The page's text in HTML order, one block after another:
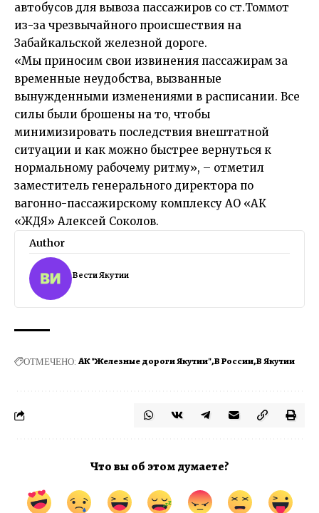
автобусов для вывоза пассажиров со ст.Томмот
из-за чрезвычайного происшествия на
Забайкальской железной дороге.
«Мы приносим свои извинения пассажирам за
временные неудобства, вызванные
вынужденными изменениями в расписании. Все
силы были брошены на то, чтобы
минимизировать последствия внештатной
ситуации и как можно быстрее вернуться к
нормальному рабочему ритму», – отметил
заместитель генерального директора по
вагонно-пассажирскому комплексу АО «АК
«ЖДЯ» Алексей Соколов.
Author
Вести Якутии
ОТМЕЧЕНО: АК "Железные дороги Якутии" В России В Якутии
Что вы об этом думаете?